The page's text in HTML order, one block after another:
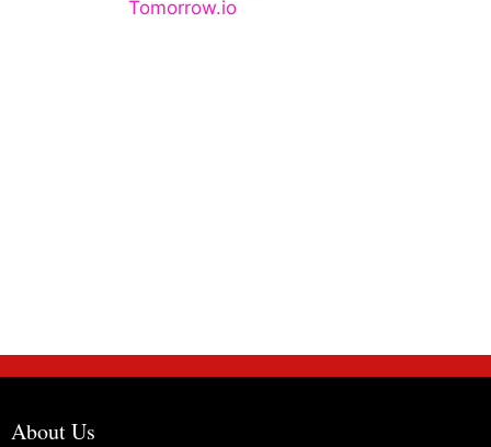
About Us